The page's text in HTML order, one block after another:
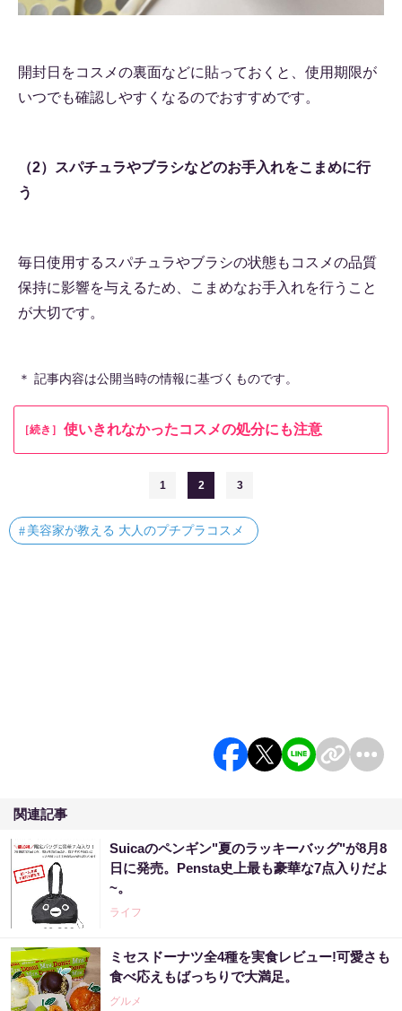
開封日をコスメの裏面などに貼っておくと、使用期限が
いつでも確認しやすくなるのでおすすめです。
（2）スパチュラやブラシなどのお手入れをこまめに行
う
毎日使用するスパチュラやブラシの状態もコスメの品質
保持に影響を与えるため、こまめなお手入れを行うこと
が大切です。
＊ 記事内容は公開当時の情報に基づくものです。
［続き］ 使いきれなかったコスメの処分にも注意
1 2 3
美容家が教える 大人のプチプラコスメ
関連記事
Suicaのペンギン"夏のラッキーバッグ"が8月8
日に発売。Pensta史上最も豪華な7点入りだよ
~。
ライフ
ミセスドーナツ全4種を実食レビュー!可愛さも
食べ応えもばっちりで大満足。
グルメ